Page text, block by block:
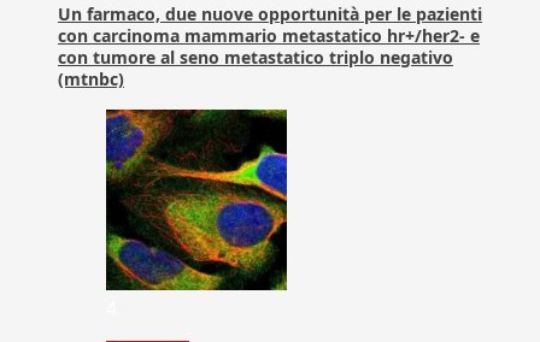
Un farmaco, due nuove opportunità per le pazienti
con carcinoma mammario metastatico hr+/her2- e
con tumore al seno metastatico triplo negativo
(mtnbc)